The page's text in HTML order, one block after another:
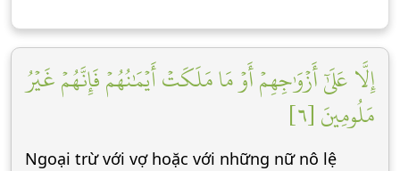
إِلَّا عَلَىٰٓ أَزۡوَٰجِهِمۡ أَوۡ مَا مَلَكَتۡ أَيۡمَٰنُهُمۡ فَإِنَّهُمۡ غَيۡرُ
مَلُومِينَ [٦]
Ngoại trừ với vợ hoặc với những nữ nô lệ